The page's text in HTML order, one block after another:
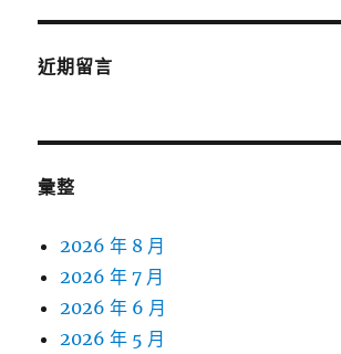
近期留言
彙整
2026 年 8 月
2026 年 7 月
2026 年 6 月
2026 年 5 月